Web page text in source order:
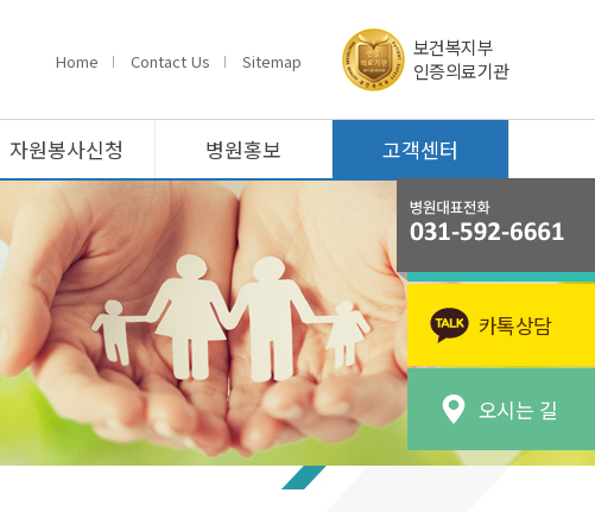
Home Contact Us Sitemap
보건복지부
인증의료기관
자원봉사신청 병원홍보 고객센터
카톡상담
오시는 길